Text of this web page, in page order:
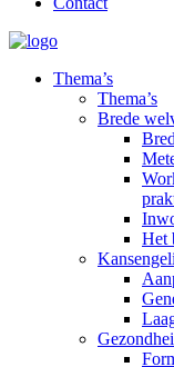
Thema’s
Thema’s
Brede
Het